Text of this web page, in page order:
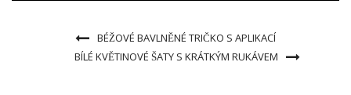
BÉŽOVÉ BAVLNĚNÉ TRIČKO S APLIKACÍ
BÍLÉ KVĚTINOVÉ ŠATY S KRÁTKÝM RUKÁVEM